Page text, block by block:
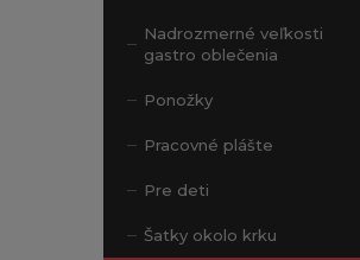
Nadrozmerné veľkosti
gastro oblečenia
Ponožky
Pracovné plášte
Pre deti
Šatky okolo krku